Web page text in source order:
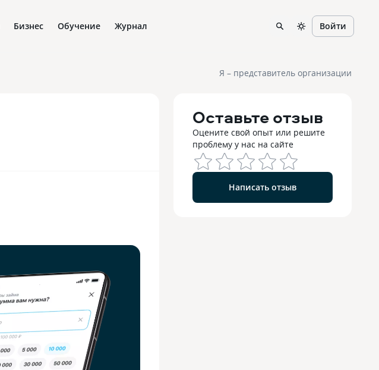
Бизнес Обучение Журнал Войти
Я – представитель организации
Оставьте отзыв
Оцените свой опыт или решите
проблему у нас на сайте
Написать отзыв